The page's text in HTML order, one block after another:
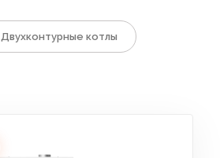
Двухконтурные котлы